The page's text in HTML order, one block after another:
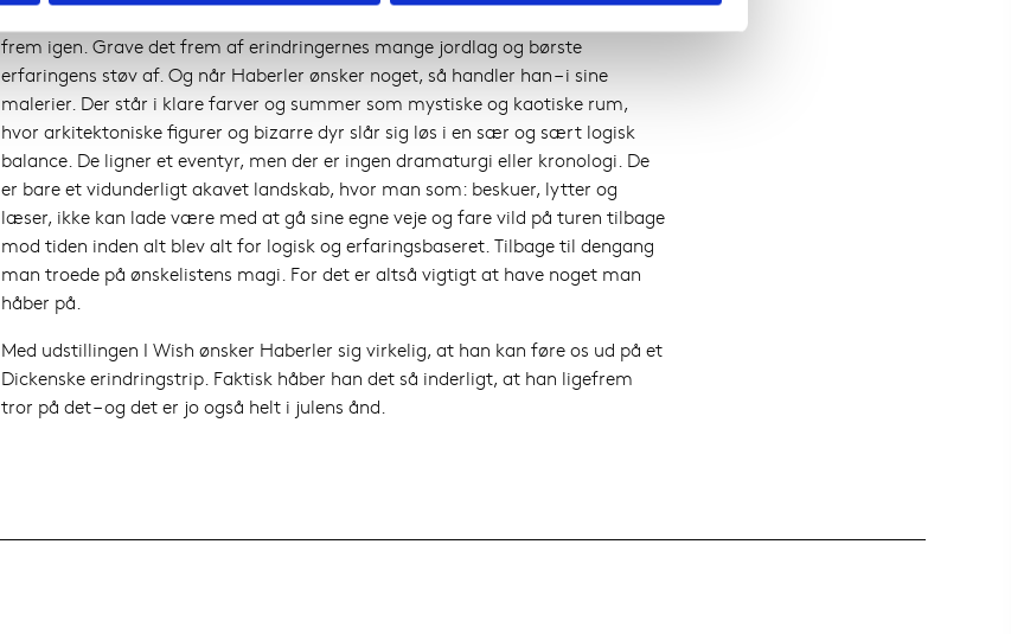
frem igen. Grave det frem af erindringernes mange jordlag og børste
erfaringens støv af. Og når Haberler ønsker noget, så handler han – i sine
malerier. Der står i klare farver og summer som mystiske og kaotiske rum,
hvor arkitektoniske figurer og bizarre dyr slår sig løs i en sær og sært logisk
balance. De ligner et eventyr, men der er ingen dramaturgi eller kronologi. De
er bare et vidunderligt akavet landskab, hvor man som: beskuer, lytter og
læser, ikke kan lade være med at gå sine egne veje og fare vild på turen tilbage
mod tiden inden alt blev alt for logisk og erfaringsbaseret. Tilbage til dengang
man troede på ønskelistens magi. For det er altså vigtigt at have noget man
håber på.
Med udstillingen I Wish ønsker Haberler sig virkelig, at han kan føre os ud på et
Dickenske erindringstrip. Faktisk håber han det så inderligt, at han ligefrem
tror på det – og det er jo også helt i julens ånd.